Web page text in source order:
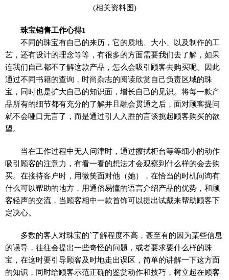
(相关资料图)
珠宝销售工作心得1
不同的珠宝有自己的来历，它的质地、大小、以及制作的工
艺，还有设计的理念等等，有很多的方面需要我们去了解，如果
连我们自己都不了解这款产品，怎么会吸引顾客去购买呢。因此
通过不同书籍的查询，时尚杂志的阅读欣赏自己负责区域的珠
宝，同时也是扩大自己的知识面，增长自己的见识。将每一款产
品所有的细节都有充分的了解并且融会贯通之后，面对顾客提问
就不会哑口无言了，而是通过引人入胜的言谈挑起顾客购买的欲
望。
当在工作过程中无人问津时，通过擦拭柜台等等细小的动作
吸引顾客的注意力，有看一看的想法才会观察到什么样的会去购
买。在接待客户时，用微笑面对他（她），在恰当的时机问询有
什么可以帮助的地方，用通俗易懂的语言介绍产品的优势，和顾
客轻声的交流，当顾客相中一款首饰可以提出试戴来帮助顾客下
定决心。
多数的客人对珠宝的`了解程度不高，甚至有的因为某些信息
的误导，往往会提出一些奇怪的问题，或者要求要什么样的珠
宝，在这时要引导顾客及时地走出误区，简单的讲解一下这方面
的知识，同时给顾客示范正确的鉴赏动作和技巧，树立起在顾客